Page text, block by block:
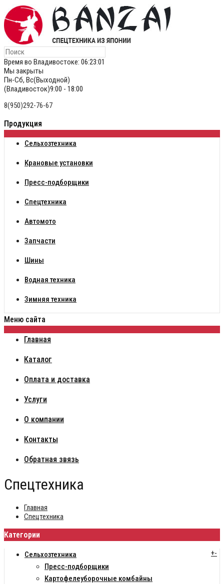
Время во Владивостоке: 06:23:02
Мы закрыты
Пн-Сб, Вс(Выходной)
(Владивосток)9:00 - 18:00
8(950)292-76-67
Продукция
Сельхозтехника
Крановые установки
Пресс-подборщики
Спецтехника
Автомото
Запчасти
Шины
Водная техника
Зимняя техника
Меню сайта
Главная
Каталог
Оплата и доставка
Услуги
О компании
Контакты
Обратная звязь
Спецтехника
Главная
Спецтехника
Категории
Сельхозтехника +-
Пресс-подборщики
Картофелеуборочные комбайны